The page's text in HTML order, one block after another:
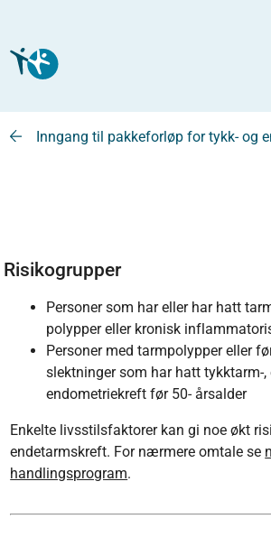
Inngang til pakkeforløp for tykk- og
Risikogrupper
Personer som har eller har hatt
polypper eller kronisk
Personer med tarmpolypper eller
slektninger som har hatt tykktarm-,
endometriekreft før 50- årsalder
Enkelte livsstilsfaktorer kan gi noe økt
endetarmskreft. For nærmere omtale se
handlingsprogram.